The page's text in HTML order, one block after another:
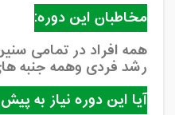
مخاطبان این دوره:
همه افراد در تمامی
رشد فردی وهمه جنبه
آیا این دوره نیاز به